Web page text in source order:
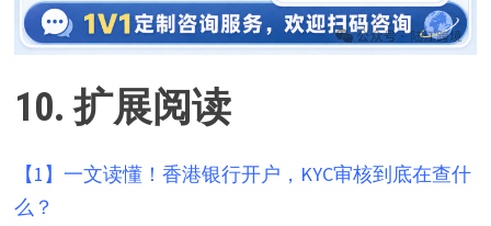
10. 扩展阅读
【1】一文读懂！香港银行开户，KYC审核到底在查什
么？